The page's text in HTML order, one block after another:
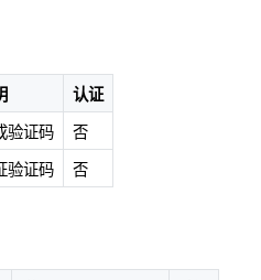
认证
验证码 否
验证码 否